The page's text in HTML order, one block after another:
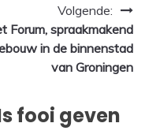
Volgende:
Forum, spraakmakend
in de binnenstad
van Groningen
fooi geven